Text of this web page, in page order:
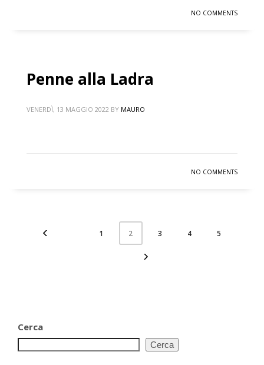
NO COMMENTS
Penne alla Ladra
VENERDÌ, 13 MAGGIO 2022 BY MAURO
NO COMMENTS
1 2 3 4 5
Cerca
Cerca